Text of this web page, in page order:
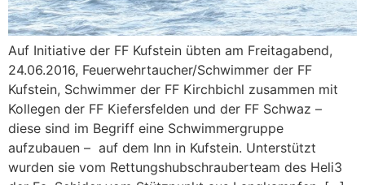
Auf Initiative der FF Kufstein übten am Freitagabend,
24.06.2016, Feuerwehrtaucher/Schwimmer der FF
Kufstein, Schwimmer der FF Kirchbichl zusammen mit
Kollegen der FF Kiefersfelden und der FF Schwaz –
diese sind im Begriff eine Schwimmergruppe
aufzubauen – auf dem Inn in Kufstein. Unterstützt
wurden sie vom Rettungshubschrauberteam des Heli3